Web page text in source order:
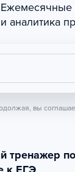
Ежемесячные
и аналитика
вы
тренажер